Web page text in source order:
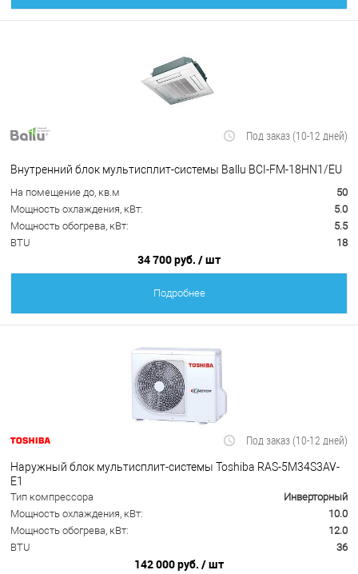
Под заказ (10-12 дней)
Внутренний блок мультисплит-системы Ballu BCI-FM-18HN1/EU
На помещение до, кв.м
50
Мощность охлаждения, кВт:
5.0
Мощность обогрева, кВт:
5.5
BTU
18
34 700 руб. / шт
Подробнее
Под заказ (10-12 дней)
Наружный блок мультисплит-системы Toshiba RAS-5M34S3AV-
E1
Тип компрессора
Инверторный
Мощность охлаждения, кВт:
10.0
Мощность обогрева, кВт:
12.0
BTU
36
142 000 руб. / шт